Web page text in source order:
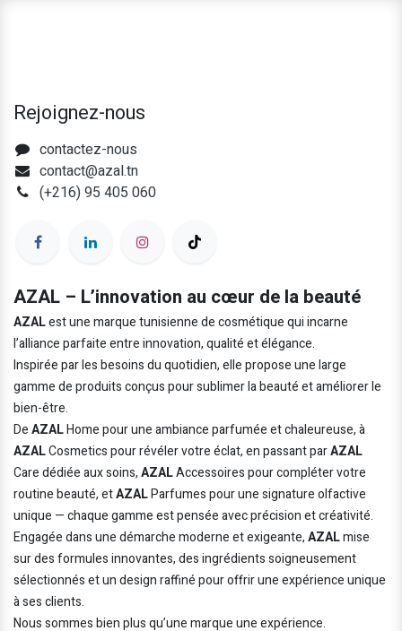
Rejoignez-nous
contactez-nous
contact@azal.tn
(+216) 95 405 060
AZAL – L’innovation au cœur de la beauté
AZALest une marque tunisienne de cosmétique qui incarne
l’alliance parfaite entre innovation, qualité et élégance.
Inspirée par les besoins du quotidien, elle propose une large
gamme de produits conçus pour sublimer la beauté et améliorer le
bien-être.
DeAZALHome pour une ambiance parfumée et chaleureuse, à
AZALCosmetics pour révéler votre éclat, en passant parAZAL
Care dédiée aux soins,AZALAccessoires pour compléter votre
routine beauté, etAZALParfumes pour une signature olfactive
unique — chaque gamme est pensée avec précision et créativité.
Engagée dans une démarche moderne et exigeante,AZALmise
sur des formules innovantes, des ingrédients soigneusement
sélectionnés et un design raffiné pour offrir une expérience unique
à ses clients.
Nous sommes bien plus qu’une marque une expérience.